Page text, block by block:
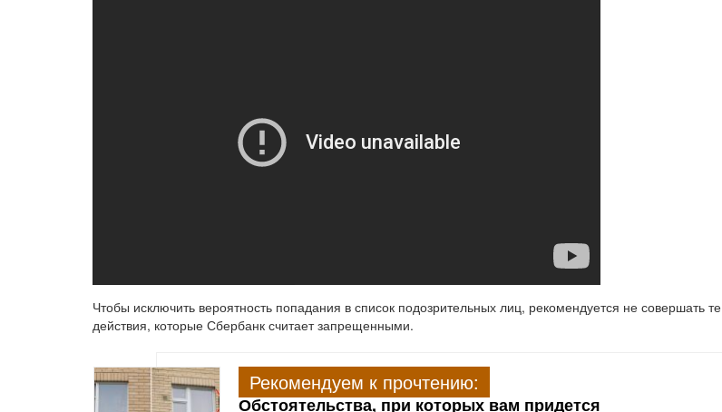
Чтобы исключить вероятность попадания в список подозрительных лиц, рекомендуется не совершать те
действия, которые Сбербанк считает запрещенными.
Рекомендуем к прочтению:
Обстоятельства, при которых вам придется